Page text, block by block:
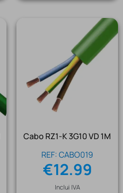
Cabo RZ1-K 3G10 VD 1M
REF: CABO019
€12.99
Inclui IVA